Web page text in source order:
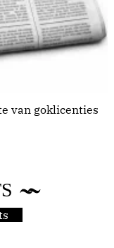
van goklicenties